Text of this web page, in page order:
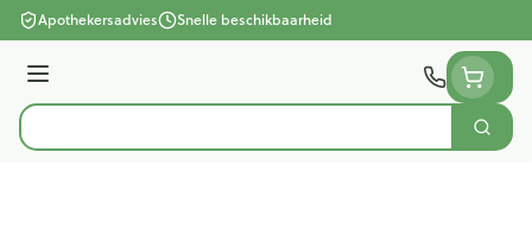
Ga naar de inhoud
Apothekersadvies Snelle beschikbaarheid
Menu
Product, merk, categorie... Zoek